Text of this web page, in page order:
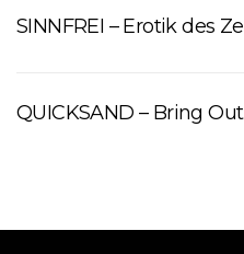
SINNFREI – Erotik des
QUICKSAND – Bring